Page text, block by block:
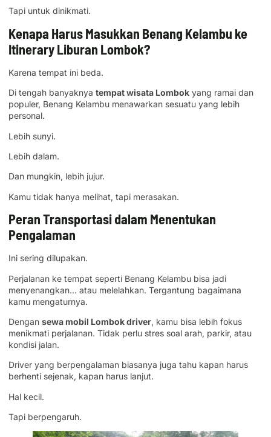
Tapi untuk dinikmati.
Kenapa Harus Masukkan Benang Kelambu ke
Itinerary Liburan Lombok?
Karena tempat ini beda.
Di tengah banyaknya tempat wisata Lombok yang ramai dan
populer, Benang Kelambu menawarkan sesuatu yang lebih
personal.
Lebih sunyi.
Lebih dalam.
Dan mungkin, lebih jujur.
Kamu tidak hanya melihat, tapi merasakan.
Peran Transportasi dalam Menentukan
Pengalaman
Ini sering dilupakan.
Perjalanan ke tempat seperti Benang Kelambu bisa jadi
menyenangkan… atau melelahkan. Tergantung bagaimana
kamu mengaturnya.
Dengan sewa mobil Lombok driver, kamu bisa lebih fokus
menikmati perjalanan. Tidak perlu stres soal arah, parkir, atau
kondisi jalan.
Driver yang berpengalaman biasanya juga tahu kapan harus
berhenti sejenak, kapan harus lanjut.
Hal kecil.
Tapi berpengaruh.